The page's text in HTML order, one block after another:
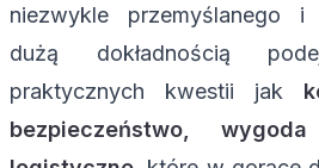
niezwykle przemyślanego
dużą dokładnością
praktycznych kwestii jak
bezpieczeństwo,